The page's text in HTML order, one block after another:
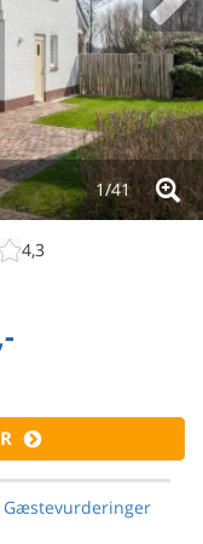
1/41
4,3
Gæstevurderinger